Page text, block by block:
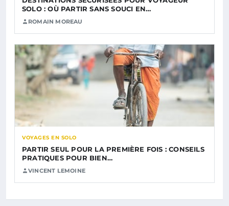
SOLO : OÙ PARTIR SANS SOUCI EN…
ROMAIN MOREAU
VOYAGES EN SOLO
PARTIR SEUL POUR LA PREMIÈRE FOIS : CONSEILS
PRATIQUES POUR BIEN…
VINCENT LEMOINE